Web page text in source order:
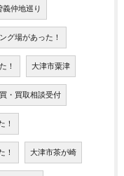
義仲地巡り
グ場があった！
！ 大津市粟津
・買取相談受付
！
！ 大津市茶が崎